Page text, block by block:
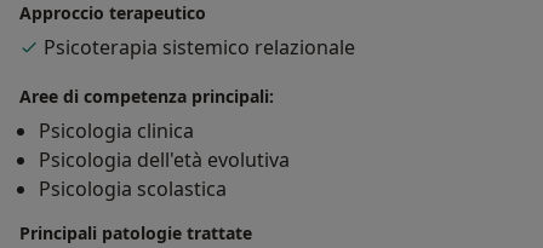
La sua attività di sostegno psicologico è rivolta a
bambini, adolescenti e adulti.
Approccio terapeutico
Psicoterapia sistemico relazionale
Aree di competenza principali:
Psicologia clinica
Psicologia dell'età evolutiva
Psicologia scolastica
Principali patologie trattate